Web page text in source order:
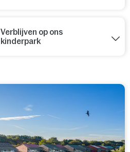
Verblijven op ons
kinderpark